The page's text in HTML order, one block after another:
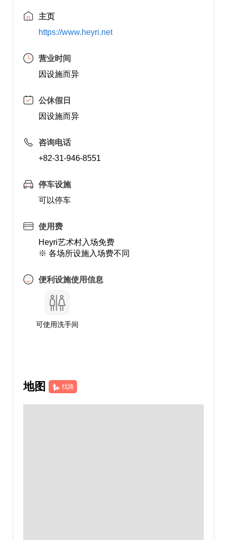
主页
https://www.heyri.net
营业时间
因设施而异
公休假日
因设施而异
咨询电话
+82-31-946-8551
停车设施
可以停车
使用费
Heyri艺术村入场免费
※ 各场所设施入场费不同
便利设施使用信息
可使用洗手间
地图 找路